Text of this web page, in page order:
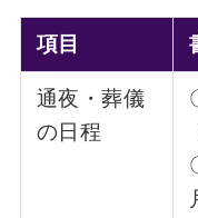
項目
通夜・葬儀
の日程